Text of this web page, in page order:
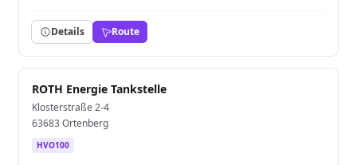
Details Route
ROTH Energie Tankstelle
Klosterstraße 2-4
63683 Ortenberg
HVO100